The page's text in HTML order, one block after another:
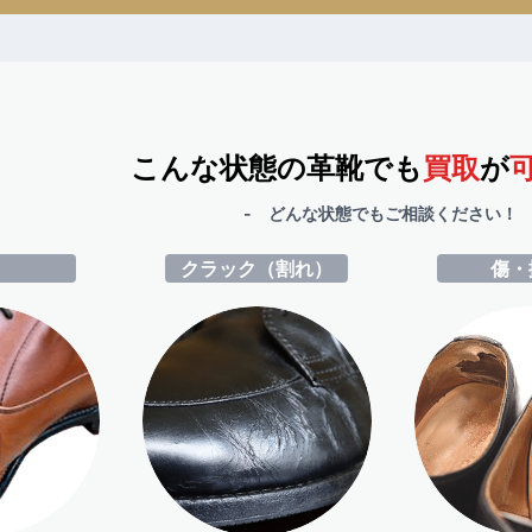
こんな状態の革靴でも買取が
- どんな状態でもご相談ください
クラック（割れ） 傷